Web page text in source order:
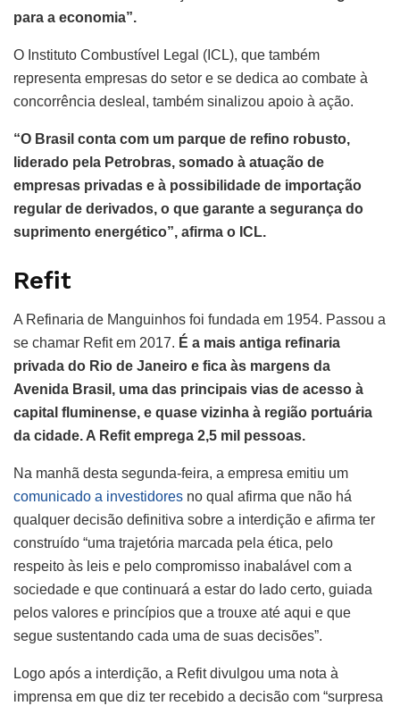
para a economia”.
O Instituto Combustível Legal (ICL), que também
representa empresas do setor e se dedica ao combate à
concorrência desleal, também sinalizou apoio à ação.
“O Brasil conta com um parque de refino robusto,
liderado pela Petrobras, somado à atuação de
empresas privadas e à possibilidade de importação
regular de derivados, o que garante a segurança do
suprimento energético”, afirma o ICL.
Refit
A Refinaria de Manguinhos foi fundada em 1954. Passou a
se chamar Refit em 2017. É a mais antiga refinaria
privada do Rio de Janeiro e fica às margens da
Avenida Brasil, uma das principais vias de acesso à
capital fluminense, e quase vizinha à região portuária
da cidade. A Refit emprega 2,5 mil pessoas.
Na manhã desta segunda-feira, a empresa emitiu um
comunicado a investidores no qual afirma que não há
qualquer decisão definitiva sobre a interdição e afirma ter
construído “uma trajetória marcada pela ética, pelo
respeito às leis e pelo compromisso inabalável com a
sociedade e que continuará a estar do lado certo, guiada
pelos valores e princípios que a trouxe até aqui e que
segue sustentando cada uma de suas decisões”.
Logo após a interdição, a Refit divulgou uma nota à
imprensa em que diz ter recebido a decisão com “surpresa